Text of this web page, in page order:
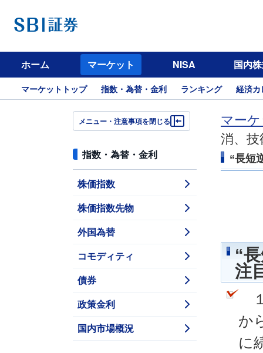
ホーム マーケット NISA 国内
マーケットトップ 指数・為替・金利 ランキング 経済
メニュー・注意事項を閉じる
指数・為替・金利
株価指数
株価指数先物
外国為替
コモディティ
債券
政策金利
国内市場概況
マー
消、
“長短
“
注
か
に